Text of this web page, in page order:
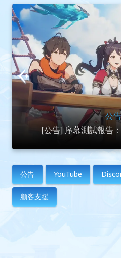
公告
[公告] 序幕測試報告
公告 YouTube
顧客支援